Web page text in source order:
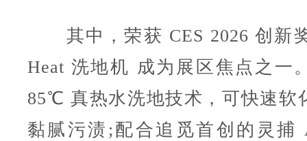
其中，荣获 CES 2026 创新
Heat 洗地机 成为展区焦点之一
85℃ 真热水洗地技术，可快速软
黏腻污渍;配合追觅首创的灵捕